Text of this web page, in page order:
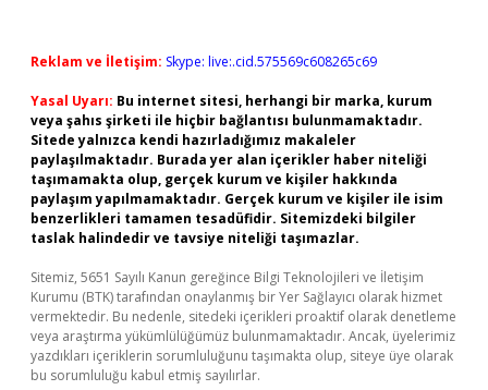
Reklam ve İletişim: Skype: live:.cid.575569c608265c69
Yasal Uyarı: Bu internet sitesi, herhangi bir marka, kurum
veya şahıs şirketi ile hiçbir bağlantısı bulunmamaktadır.
Sitede yalnızca kendi hazırladığımız makaleler
paylaşılmaktadır. Burada yer alan içerikler haber niteliği
taşımamakta olup, gerçek kurum ve kişiler hakkında
paylaşım yapılmamaktadır. Gerçek kurum ve kişiler ile isim
benzerlikleri tamamen tesadüfidir. Sitemizdeki bilgiler
taslak halindedir ve tavsiye niteliği taşımazlar.
Sitemiz, 5651 Sayılı Kanun gereğince Bilgi Teknolojileri ve İletişim
Kurumu (BTK) tarafından onaylanmış bir Yer Sağlayıcı olarak hizmet
vermektedir. Bu nedenle, sitedeki içerikleri proaktif olarak denetleme
veya araştırma yükümlülüğümüz bulunmamaktadır. Ancak, üyelerimiz
yazdıkları içeriklerin sorumluluğunu taşımakta olup, siteye üye olarak
bu sorumluluğu kabul etmiş sayılırlar.